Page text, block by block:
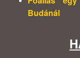
Budánál